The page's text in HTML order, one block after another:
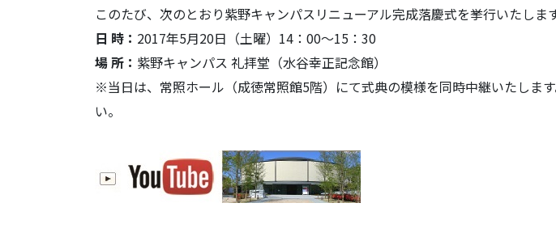
このたび、次のとおり紫野キャンパスリニューアル完成落慶式を挙行いたします
日 時： 2017年5月20日（土曜）14：00～15：30
場 所： 紫野キャンパス 礼拝堂（水谷幸正記念館）
※当日は、常照ホール（成徳常照館5階）にて式典の模様を同時中継いたしま
い。